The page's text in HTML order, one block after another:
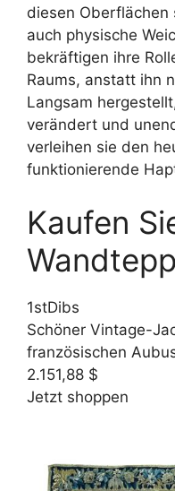
diesen Oberflächen
auch physische
bekräftigen ihre
Raums, anstatt ihn
Langsam
verändert und
verleihen sie den
funktionierende
Kaufen
1stDibs
Schöner Vintage-
französischen
2.151,88 $
Jetzt shoppen